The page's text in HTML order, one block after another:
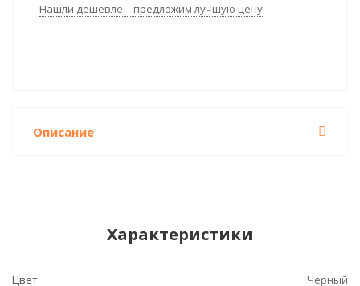
Нашли дешевле – предложим лучшую цену
Описание
Характеристики
Цвет
Черный